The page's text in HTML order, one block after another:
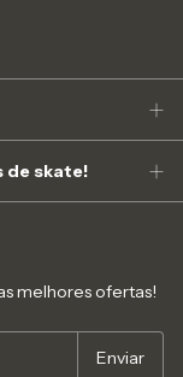
de skate!
melhores ofertas!